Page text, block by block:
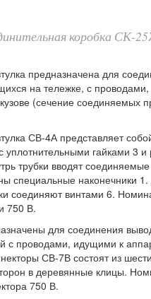
коробка СК-
предназначена для
на тележке, с проводами,
(сечение соединяемых
СВ-4А представляет
уплотнительными гайками 3
трубки вводят
специальные наконечники 1.
соединяют винтами 6.
750 В.
для соединения
с проводами, идущими к
СВ-7В состоят из
в деревянные клицы.
750 В.